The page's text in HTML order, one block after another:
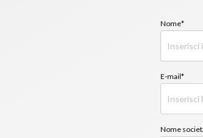
Nome*
E-mail*
Nome